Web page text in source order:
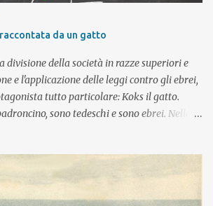
quali elementi deve contenere per
suo compito? Ma se invece i viaggi della
componente essenziale di conoscenza, a
da un gatto
divisione della società in razze superiori e
e l'applicazione delle leggi contro gli ebrei,
tutto particolare: Koks il gatto.
sono tedeschi e sono ebrei. Nella
che se lo possono permettere a
Germania, la propria casa, la propria
della scuola primaria Un incontro da